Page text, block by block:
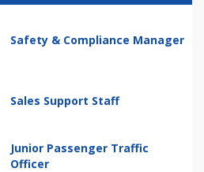
Safety & Compliance Manager
Sales Support Staff
Junior Passenger Traffic
Officer